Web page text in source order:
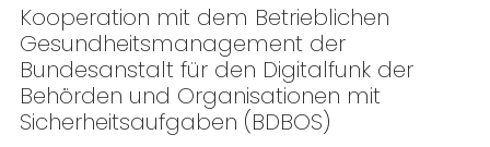
Kooperation mit dem Betrieblichen
Gesundheitsmanagement der
Bundesanstalt für den Digitalfunk der
Behörden und Organisationen mit
Sicherheitsaufgaben (BDBOS)